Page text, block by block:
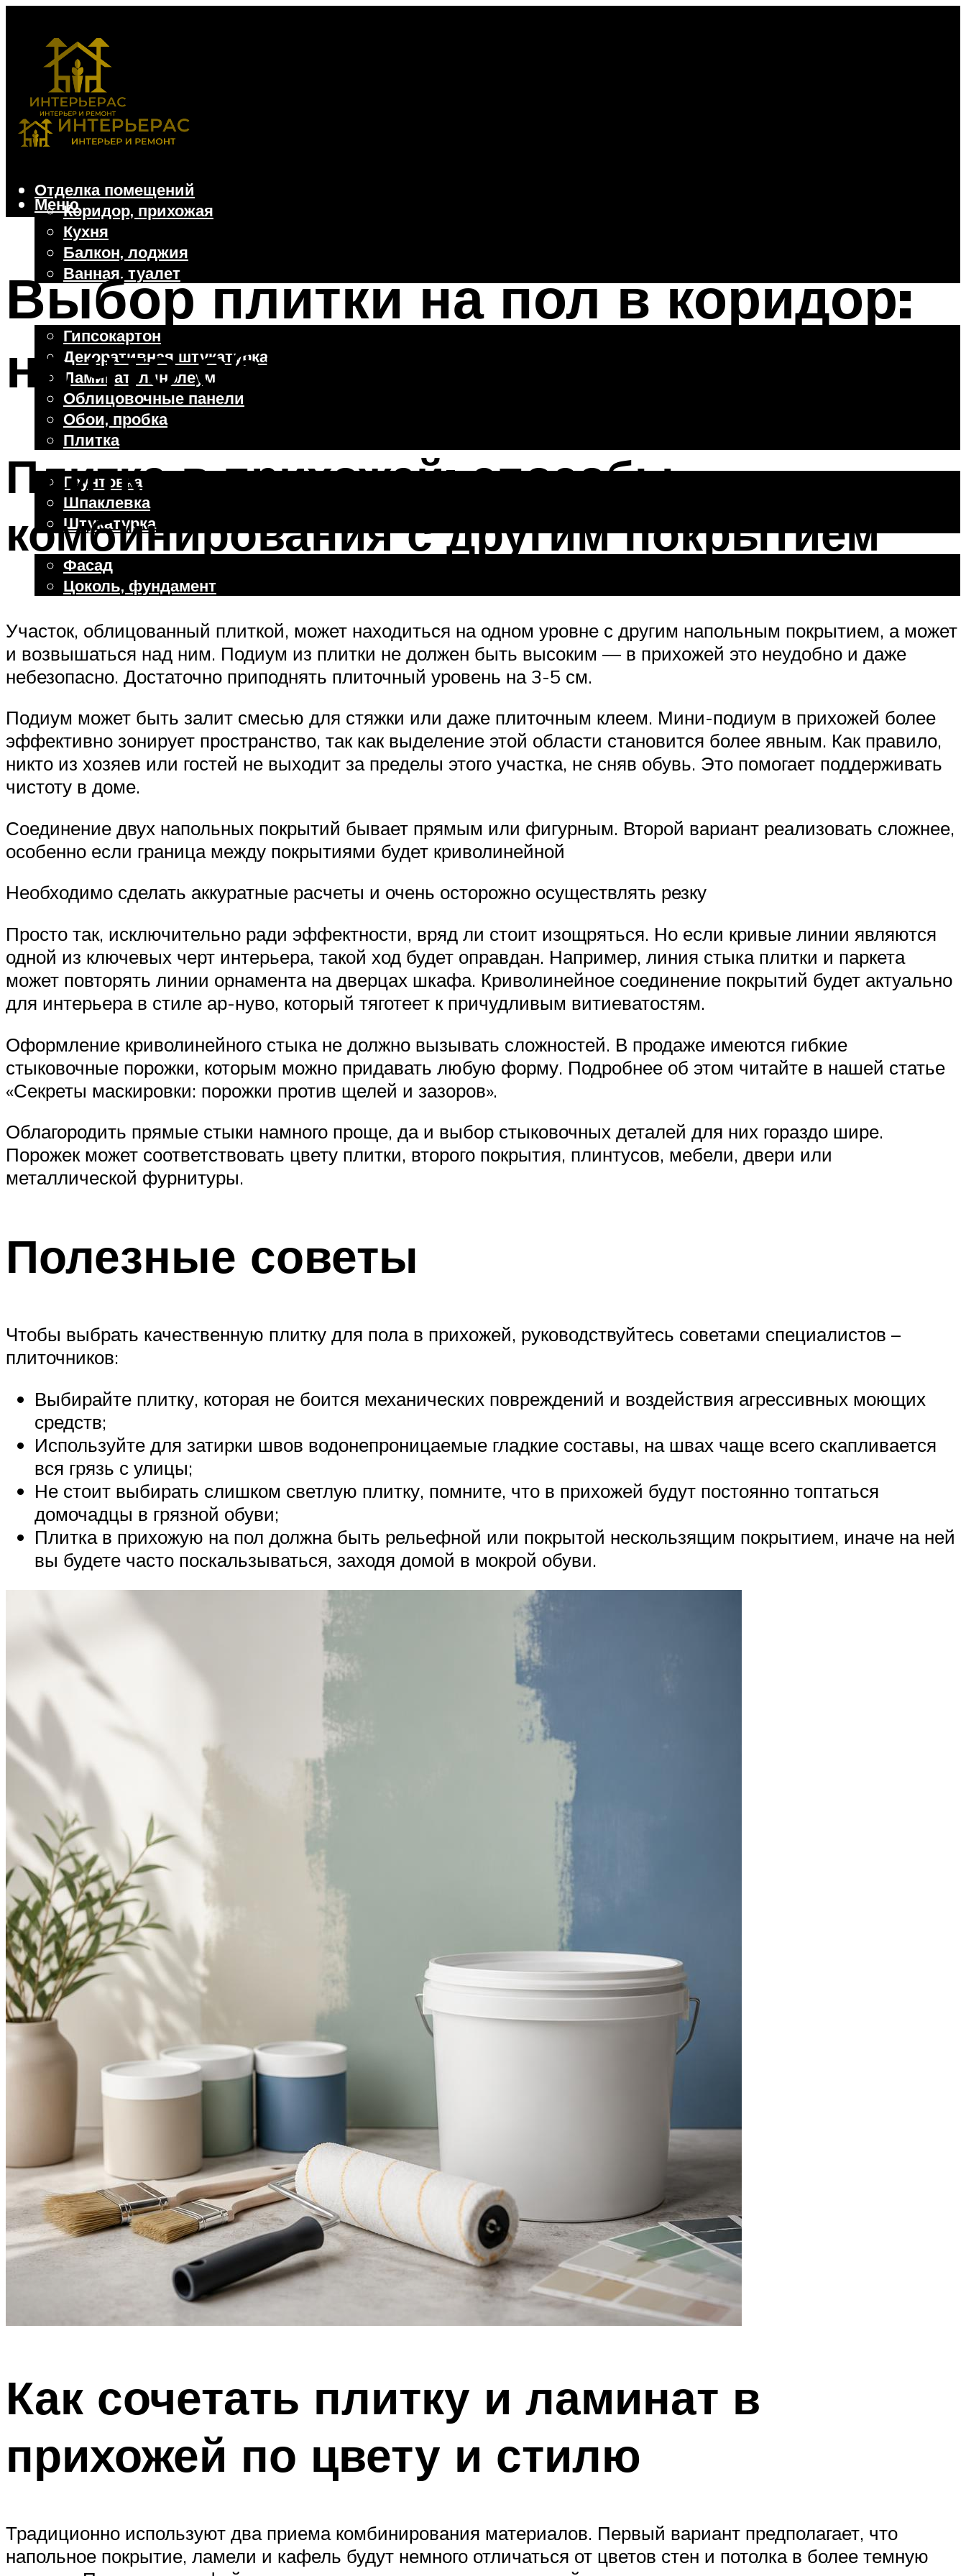
Отделка помещений
Коридор, прихожая
Кухня
Балкон, лоджия
Ванная, туалет
Дачные и частные дома
Отделочные материалы
Гипсокартон
Декоративная штукатурка
Ламинат, линолеум
Облицовочные панели
Обои, пробка
Плитка
Отделочные работы
Грунтовка
Шпаклевка
Штукатурка
Внешняя отделка
Фасад
Цоколь, фундамент
Меню
Меню
Выбор плитки на пол в коридор:
на что обратить внимание
Плитка в прихожей: способы
комбинирования с другим покрытием
Участок, облицованный плиткой, может находиться на одном уровне с другим напольным покрытием, а может
и возвышаться над ним. Подиум из плитки не должен быть высоким — в прихожей это неудобно и даже
небезопасно. Достаточно приподнять плиточный уровень на 3-5 см.
Подиум может быть залит смесью для стяжки или даже плиточным клеем. Мини-подиум в прихожей более
эффективно зонирует пространство, так как выделение этой области становится более явным. Как правило,
никто из хозяев или гостей не выходит за пределы этого участка, не сняв обувь. Это помогает поддерживать
чистоту в доме.
Соединение двух напольных покрытий бывает прямым или фигурным. Второй вариант реализовать сложнее,
особенно если граница между покрытиями будет криволинейной
Необходимо сделать аккуратные расчеты и очень осторожно осуществлять резку
Просто так, исключительно ради эффектности, вряд ли стоит изощряться. Но если кривые линии являются
одной из ключевых черт интерьера, такой ход будет оправдан. Например, линия стыка плитки и паркета
может повторять линии орнамента на дверцах шкафа. Криволинейное соединение покрытий будет актуально
для интерьера в стиле ар-нуво, который тяготеет к причудливым витиеватостям.
Оформление криволинейного стыка не должно вызывать сложностей. В продаже имеются гибкие
стыковочные порожки, которым можно придавать любую форму. Подробнее об этом читайте в нашей статье
«Секреты маскировки: порожки против щелей и зазоров».
Облагородить прямые стыки намного проще, да и выбор стыковочных деталей для них гораздо шире.
Порожек может соответствовать цвету плитки, второго покрытия, плинтусов, мебели, двери или
металлической фурнитуры.
Полезные советы
Чтобы выбрать качественную плитку для пола в прихожей, руководствуйтесь советами специалистов –
плиточников:
Выбирайте плитку, которая не боится механических повреждений и воздействия агрессивных моющих
средств;
Используйте для затирки швов водонепроницаемые гладкие составы, на швах чаще всего скапливается
вся грязь с улицы;
Не стоит выбирать слишком светлую плитку, помните, что в прихожей будут постоянно топтаться
домочадцы в грязной обуви;
Плитка в прихожую на пол должна быть рельефной или покрытой нескользящим покрытием, иначе на ней
вы будете часто поскальзываться, заходя домой в мокрой обуви.
Как сочетать плитку и ламинат в
прихожей по цвету и стилю
Традиционно используют два приема комбинирования материалов. Первый вариант предполагает, что
напольное покрытие, ламели и кафель будут немного отличаться от цветов стен и потолка в более темную